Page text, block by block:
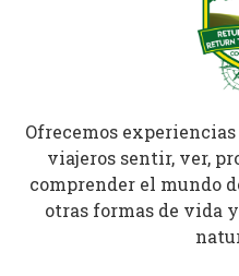
Ofrecemos
viajeros sentir, ver,
comprender el mundo
otras formas de vida